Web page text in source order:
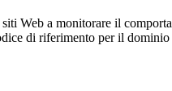
Web a monitorare il
di riferimento per il